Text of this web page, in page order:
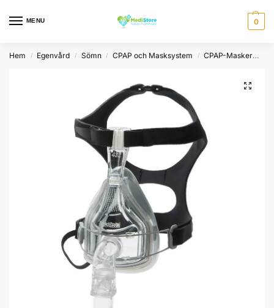
MENU 0
Hem / Egenvård / Sömn / CPAP och Masksystem / CPAP-Masker